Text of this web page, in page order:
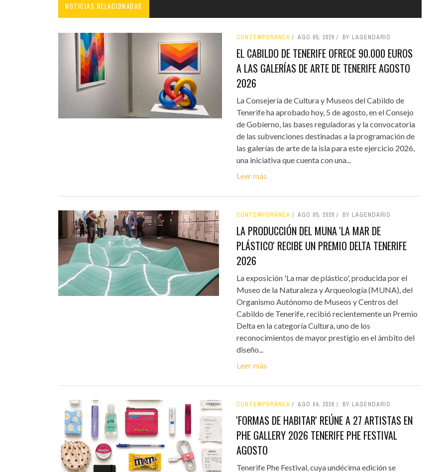
NOTICIAS RELACIONADAS
CONTEMPORÁNEA AGO 05, 2026 BY LAGENDARIO
EL CABILDO DE TENERIFE OFRECE 90.000 EUROS
A LAS GALERÍAS DE ARTE DE TENERIFE AGOSTO
2026
La Consejería de Cultura y Museos del Cabildo de
Tenerife ha aprobado hoy, 5 de agosto, en el Consejo
de Gobierno, las bases reguladoras y la convocatoria
de las subvenciones destinadas a la programación de
las galerías de arte de la isla para este ejercicio 2026,
una iniciativa que cuenta con una...
Leer más
CONTEMPORÁNEA AGO 05, 2026 BY LAGENDARIO
LA PRODUCCIÓN DEL MUNA 'LA MAR DE
PLÁSTICO' RECIBE UN PREMIO DELTA TENERIFE
2026
La exposición 'La mar de plástico', producida por el
Museo de la Naturaleza y Arqueología (MUNA), del
Organismo Autónomo de Museos y Centros del
Cabildo de Tenerife, recibió recientemente un Premio
Delta en la categoría Cultura, uno de los
reconocimientos de mayor prestigio en el ámbito del
diseño...
Leer más
CONTEMPORÁNEA AGO 04, 2026 BY LAGENDARIO
'FORMAS DE HABITAR' REÚNE A 27 ARTISTAS EN
PHE GALLERY 2026 TENERIFE PHE FESTIVAL
AGOSTO
Tenerife Phe Festival, cuya undécima edición se